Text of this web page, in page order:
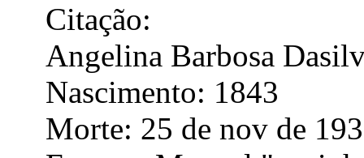
Citação:
Angelina Barbosa
Nascimento: 1843
Morte: 25 de nov de